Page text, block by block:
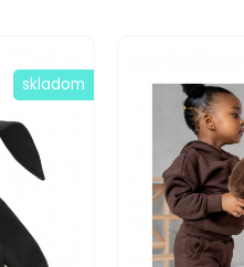
skladom